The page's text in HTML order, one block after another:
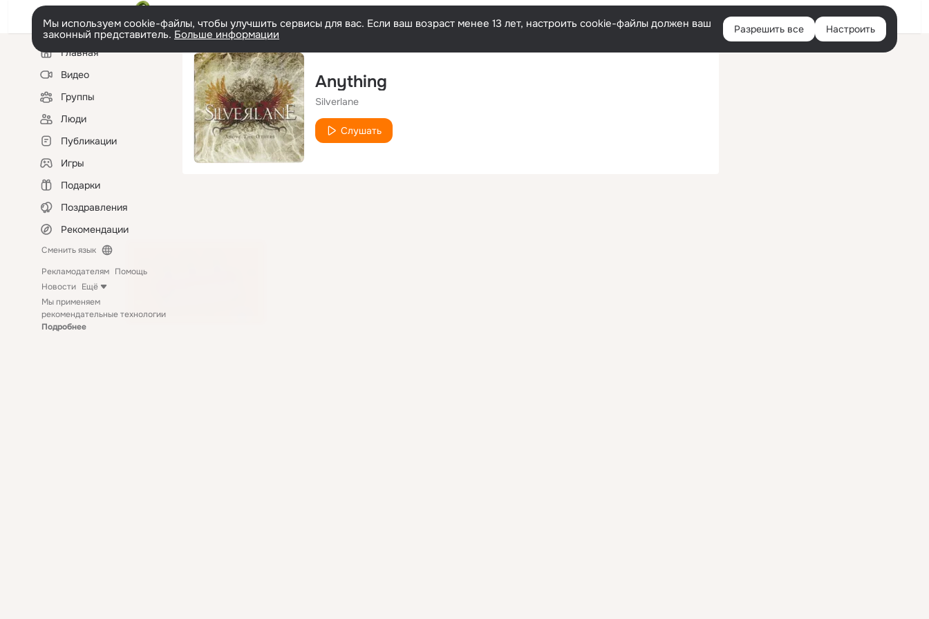
Войти
Мы используем cookie-файлы, чтобы улучшить сервисы для вас. Если ваш возраст менее 13 лет, настроить cookie-файлы должен ваш
законный представитель. Больше информации Разрешить все Настроить
Левая
колонкаГлавная
Видео
Группы
Люди
Публикации
Игры
Подарки
Поздравления
Рекомендации
Сменить язык
Рекламодателям Помощь
Новости Ещё
Мы применяем
рекомендательные технологии
Подробнее
Anything
Silverlane
Слушать